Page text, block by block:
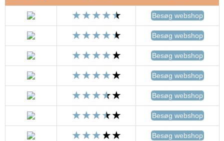
Besøg webshop
Besøg webshop
Besøg webshop
Besøg webshop
Besøg webshop
Besøg webshop
Besøg webshop